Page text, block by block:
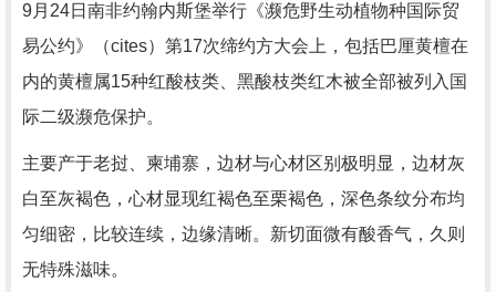
9月24日南非约翰内斯堡举行《濒危野生动植物种国际贸
易公约》（cites）第17次缔约方大会上，包括巴厘黄檀在
内的黄檀属15种红酸枝类、黑酸枝类红木被全部被列入国
际二级濒危保护。
主要产于老挝、柬埔寨，边材与心材区别极明显，边材灰
白至灰褐色，心材显现红褐色至栗褐色，深色条纹分布均
匀细密，比较连续，边缘清晰。新切面微有酸香气，久则
无特殊滋味。